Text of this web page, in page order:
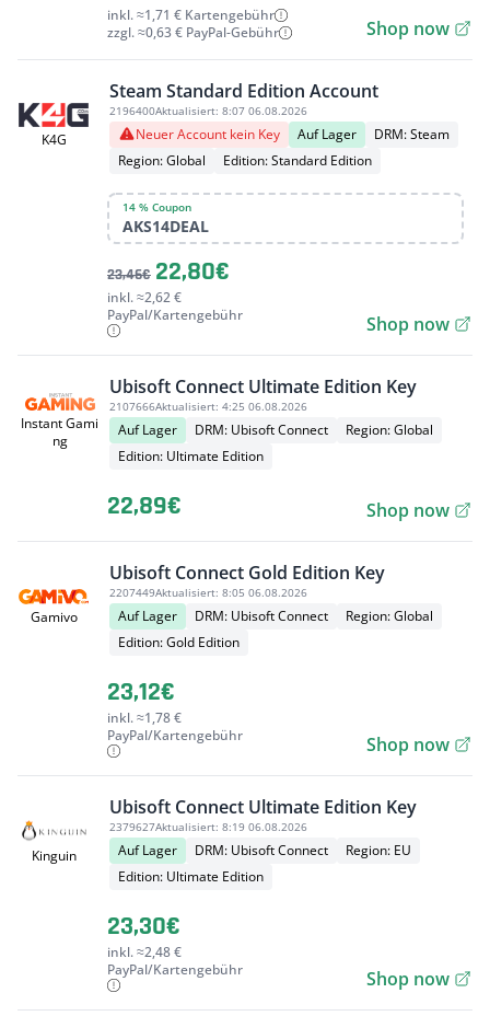
inkl. ≈1,71 € Kartengebühr
zzgl. ≈0,63 € PayPal-Gebühr
Shop now
K4G
Steam Standard Edition Account
2196400Aktualisiert: 8:07 06.08.2026
Neuer Account kein Key Auf Lager
DRM: Steam
Region: Global
Edition: Standard Edition
14 % Coupon
AKS14DEAL
23,46€ 22,80€
inkl. ≈2,62 €
PayPal/Kartengebühr
Shop now
Instant Gami
ng
Ubisoft Connect Ultimate Edition Key
2107666Aktualisiert: 4:25 06.08.2026
Auf Lager DRM: Ubisoft Connect
Region: Global
Edition: Ultimate Edition
22,89€ Shop now
Gamivo
Ubisoft Connect Gold Edition Key
2207449Aktualisiert: 8:05 06.08.2026
Auf Lager DRM: Ubisoft Connect
Region: Global
Edition: Gold Edition
23,12€
inkl. ≈1,78 €
PayPal/Kartengebühr
Shop now
Kinguin
Ubisoft Connect Ultimate Edition Key
2379627Aktualisiert: 8:19 06.08.2026
Auf Lager DRM: Ubisoft Connect
Region: EU
Edition: Ultimate Edition
23,30€
inkl. ≈2,48 €
PayPal/Kartengebühr
Shop now